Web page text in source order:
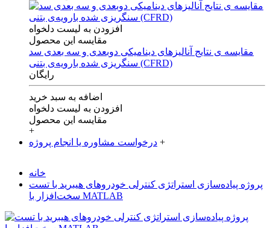
افزودن به لیست دلخواه
مقایسه این محصول
مقایسه ی‌ نتایج آنالیزهای‌ دینامیکی‌ دوبعدی‌ و‌ سه بعدی‌ سد
سنگریزی‌ شده با‌رویه‌ی‌ بتنی‌ (CFRD)
رایگان
اضافه به سبد خرید
افزودن به لیست دلخواه
مقایسه این محصول
+
درخواست مشاوره یا انجام پروژه +
خانه
پروژه پیاده‌سازی استراتژی کنترلی خودروهای هیبرید با تست
سخت‌افزار با MATLAB